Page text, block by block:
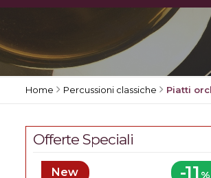
Home Percussioni classiche Piatti
Offerte Speciali
-11 %
New